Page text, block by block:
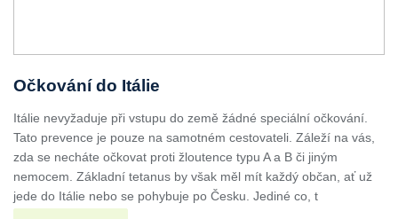
Očkování do Itálie
Itálie nevyžaduje při vstupu do země žádné speciální očkování.
Tato prevence je pouze na samotném cestovateli. Záleží na vás,
zda se necháte očkovat proti žloutence typu A a B či jiným
nemocem. Základní tetanus by však měl mít každý občan, ať už
jede do Itálie nebo se pohybuje po Česku. Jediné co, t